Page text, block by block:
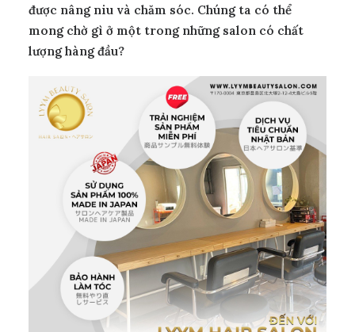
được nâng niu và chăm sóc. Chúng ta có thể
mong chờ gì ở một trong những salon có chất
lượng hàng đầu?